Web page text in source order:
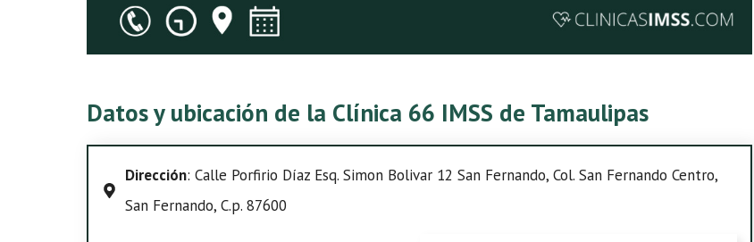
Datos y ubicación de la Clínica 66 IMSS de Tamaulipas
Dirección: Calle Porfirio Díaz Esq. Simon Bolivar 12 San Fernando, Col. San Fernando Centro,
San Fernando, C.p. 87600